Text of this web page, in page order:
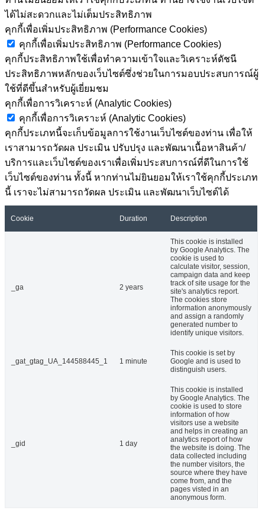
ได้ไม่สะดวกและไม่เต็มประสิทธิภาพ
คุกกี้เพื่อเพิ่มประสิทธิภาพ (Performance Cookies)
คุกกี้เพื่อเพิ่มประสิทธิภาพ (Performance Cookies)
คุกกี้ประสิทธิภาพใช้เพื่อทำความเข้าใจและวิเคราะห์ดัชนี
ประสิทธิภาพหลักของเว็บไซต์ซึ่งช่วยในการมอบประสบการณ์ผู้
ใช้ที่ดีขึ้นสำหรับผู้เยี่ยมชม
คุกกี้เพื่อการวิเคราะห์ (Analytic Cookies)
คุกกี้เพื่อการวิเคราะห์ (Analytic Cookies)
คุกกี้ประเภทนี้จะเก็บข้อมูลการใช้งานเว็บไซต์ของท่าน เพื่อให้
เราสามารถวัดผล ประเมิน ปรับปรุง และพัฒนาเนื้อหาสินค้า/
บริการและเว็บไซต์ของเราเพื่อเพิ่มประสบการณ์ที่ดีในการใช้
เว็บไซต์ของท่าน ทั้งนี้ หากท่านไม่ยินยอมให้เราใช้คุกกี้ประเภท
นี้ เราจะไม่สามารถวัดผล ประเมิน และพัฒนาเว็บไซต์ได้
Cookie Duration Description
_ga 2 years
This cookie is installed
by Google Analytics. The
cookie is used to
calculate visitor, session,
campaign data and keep
track of site usage for the
site's analytics report.
The cookies store
information anonymously
and assign a randomly
generated number to
identify unique visitors.
_gat_gtag_UA_144588445_1 1 minute
This cookie is set by
Google and is used to
distinguish users.
_gid 1 day
This cookie is installed
by Google Analytics. The
cookie is used to store
information of how
visitors use a website
and helps in creating an
analytics report of how
the website is doing. The
data collected including
the number visitors, the
source where they have
come from, and the
pages visted in an
anonymous form.